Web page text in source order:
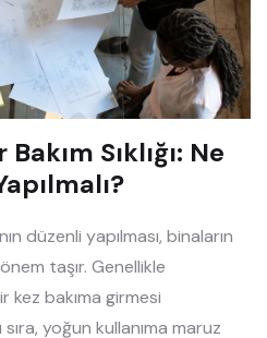
Sıklığı: Ne
düzenli yapılması, binaların
taşır. Genellikle
kez bakıma girmesi
yoğun kullanıma maruz